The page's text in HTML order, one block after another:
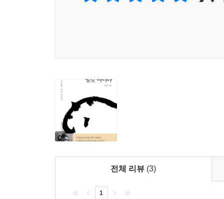
‘나’임을 알아간다. 나뭇가지처럼 보이지만 실
또 “어떻게 제대로 된 사랑을 할 수 있느냐”고
맡겼다. 나는 온전히 네 것이다. 너는 나를 부러뜨
어떻게 하든 나는 상관치 않는다. 그것이 내가
사물에서 그를 보지 못한다면 너는 끝내 그를 만나
몸”이라며 그러니 우리가 있을 곳 또한 하늘나
염려하냐며 “걱정하지 말고 겁내지 말고 의심하
2
전체 리뷰 (3)
1